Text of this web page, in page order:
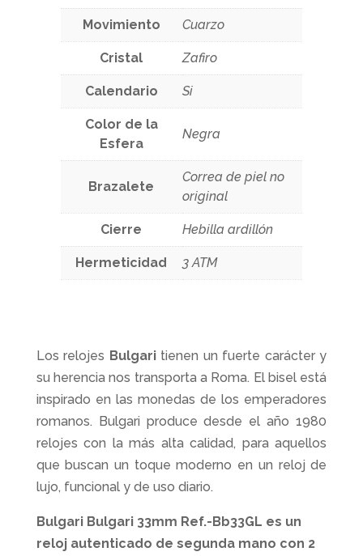
Movimiento Cuarzo
Cristal Zafiro
Calendario Si
Color de la
Esfera
Negra
Brazalete
Correa de piel no
original
Cierre Hebilla ardillón
Hermeticidad 3 ATM
Los relojes Bulgaritienen un fuerte carácter y
su herencia nos transporta a Roma. El bisel está
inspirado en las monedas de los emperadores
romanos. Bulgari produce desde el año 1980
relojes con la más alta calidad, para aquellos
que buscan un toque moderno en un reloj de
lujo, funcional y de uso diario.
Bulgari Bulgari 33mm Ref.-Bb33GL es un
reloj autenticado de segunda mano con 2